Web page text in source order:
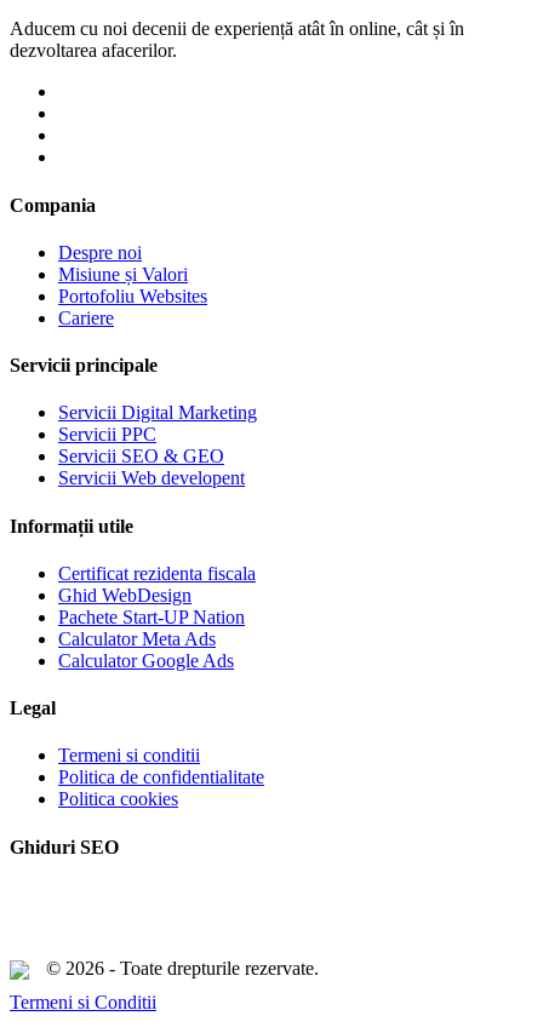
Aducem cu noi decenii de experiență atât în online, cât și în
dezvoltarea afacerilor.
Compania
Despre noi
Misiune și Valori
Portofoliu Websites
Cariere
Servicii principale
Servicii Digital Marketing
Servicii PPC
Servicii SEO & GEO
Servicii Web developent
Informații utile
Certificat rezidenta fiscala
Ghid WebDesign
Pachete Start-UP Nation
Calculator Meta Ads
Calculator Google Ads
Legal
Termeni si conditii
Politica de confidentialitate
Politica cookies
Ghiduri SEO
© 2026 - Toate drepturile rezervate.
Termeni si Conditii